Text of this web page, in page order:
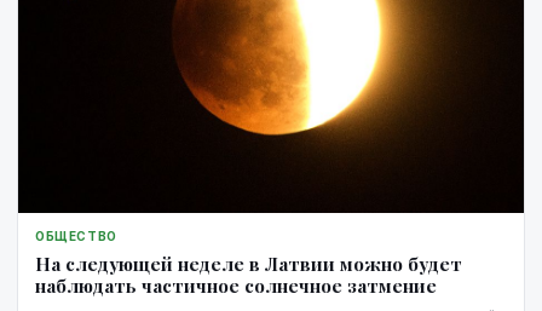
ОБЩЕСТВО
На следующей неделе в Латвии можно будет
наблюдать частичное солнечное затмение